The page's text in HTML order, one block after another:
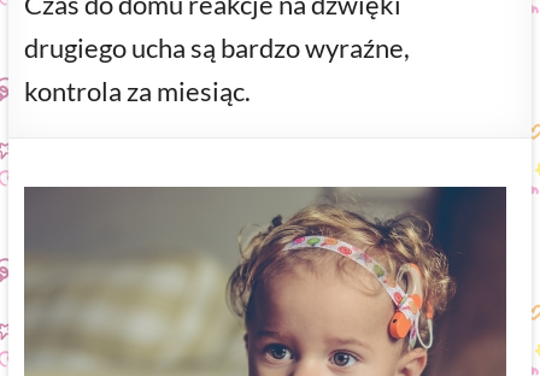
drugiego ucha są bardzo wyraźne,
kontrola za miesiąc.